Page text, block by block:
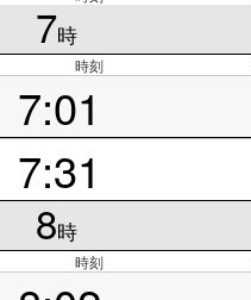
7時
時刻
7:01
7:31
8時
時刻